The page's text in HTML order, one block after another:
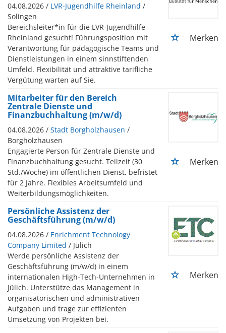
04.08.2026 / LVR-Jugendhilfe Rheinland /
Solingen
Bereichsleiter*in für die LVR-Jugendhilfe
Rheinland gesucht! Führungsposition mit
Verantwortung für pädagogische Teams und
Dienstleistungen in einem sinnstiftenden
Umfeld. Flexibilität und attraktive tarifliche
Vergütung warten auf Sie.
Merken
Mitarbeiter für den Bereich
Zentrale Dienste und
Finanzbuchhaltung (m/w/d)
04.08.2026 / Stadt Borgholzhausen /
Borgholzhausen
Engagierte Person für Zentrale Dienste und
Finanzbuchhaltung gesucht. Teilzeit (30
Std./Woche) im öffentlichen Dienst, befristet
für 2 Jahre. Flexibles Arbeitsumfeld und
Weiterbildungsmöglichkeiten.
Merken
Persönliche Assistenz der
Geschäftsführung (m/w/d)
04.08.2026 / Enrichment Technology
Company Limited / Jülich
Werde persönliche Assistenz der
Geschäftsführung (m/w/d) in einem
internationalen High-Tech-Unternehmen in
Jülich. Unterstütze das Management in
organisatorischen und administrativen
Aufgaben und trage zur effizienten
Umsetzung von Projekten bei.
Merken